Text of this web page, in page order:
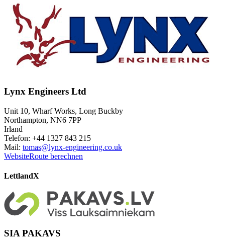
Lynx Engineers Ltd
Unit 10, Wharf Works, Long Buckby
Northampton, NN6 7PP
Irland
Telefon: +44 1327 843 215
Mail: tomas@lynx-engineering.co.uk
WebsiteRoute berechnen
LettlandX
SIA PAKAVS